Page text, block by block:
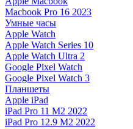
Macbook Pro 16 2023
Умные часы
Apple Watch
Apple Watch Series 10
Apple Watch Ultra 2
Google Pixel Watch
Google Pixel Watch 3
Планшеты
Apple iPad
iPad Pro 11 M2 2022
iPad Pro 12.9 M2 2022